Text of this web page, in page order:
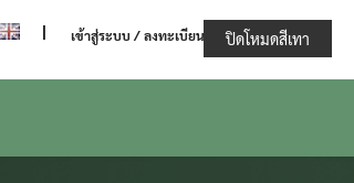
ะสหกรณ์
| เข้าสู่ระบบ / ลงทะเบียน ปิดโหมดสีเทา